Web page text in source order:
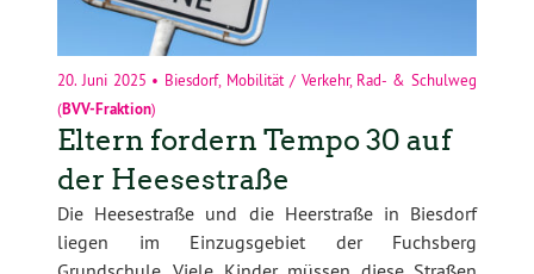
20. Juni 2025 • Biesdorf, Mobilität / Verkehr, Rad- & Schulweg
(BVV-Fraktion)
Eltern fordern Tempo 30 auf
der Heesestraße
Die Heesestraße und die Heerstraße in Biesdorf
liegen im Einzugsgebiet der Fuchsberg